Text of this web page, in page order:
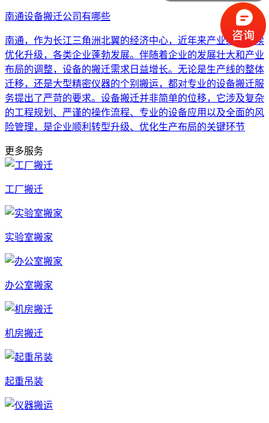
南通设备搬迁公司有哪些
南通，作为长江三角洲北翼的经济中心，近年来产业结构持续
优化升级，各类企业蓬勃发展。伴随着企业的发展壮大和产业
布局的调整，设备的搬迁需求日益增长。无论是生产线的整体
迁移，还是大型精密仪器的个别搬运，都对专业的设备搬迁服
务提出了严苛的要求。设备搬迁并非简单的位移，它涉及复杂
的工程规划、严谨的操作流程、专业的设备应用以及全面的风
险管理，是企业顺利转型升级、优化生产布局的关键环节
更多服务
工厂搬迁
实验室搬家
办公室搬家
机房搬迁
起重吊装